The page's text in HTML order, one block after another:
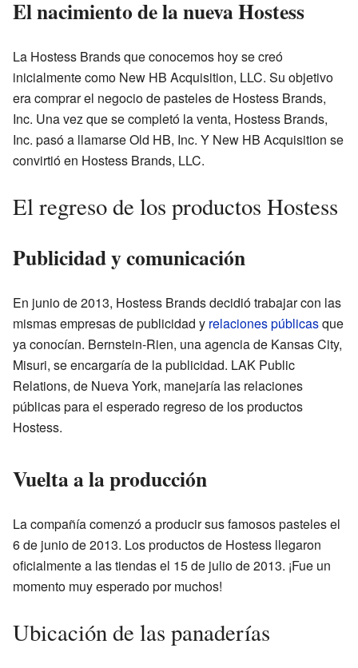
El nacimiento de la nueva Hostess
La Hostess Brands que conocemos hoy se creó
inicialmente como New HB Acquisition, LLC. Su objetivo
era comprar el negocio de pasteles de Hostess Brands,
Inc. Una vez que se completó la venta, Hostess Brands,
Inc. pasó a llamarse Old HB, Inc. Y New HB Acquisition se
convirtió en Hostess Brands, LLC.
El regreso de los productos Hostess
Publicidad y comunicación
En junio de 2013, Hostess Brands decidió trabajar con las
mismas empresas de publicidad y relaciones públicasque
ya conocían. Bernstein-Rien, una agencia de Kansas City,
Misuri, se encargaría de la publicidad. LAK Public
Relations, de Nueva York, manejaría las relaciones
públicas para el esperado regreso de los productos
Hostess.
Vuelta a la producción
La compañía comenzó a producir sus famosos pasteles el
6 de junio de 2013. Los productos de Hostess llegaron
oficialmente a las tiendas el 15 de julio de 2013. ¡Fue un
momento muy esperado por muchos!
Ubicación de las panaderías